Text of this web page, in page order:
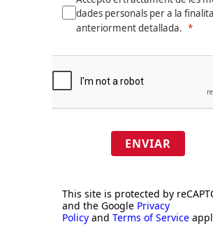
dades personals per a la
anteriorment detallada.
ENVIAR
This site is protected by
and the Google Privacy
Policy and Terms of Service